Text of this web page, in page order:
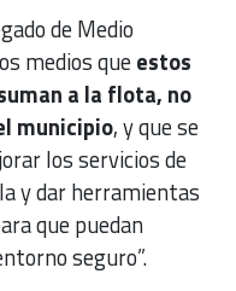
de Medio
medios queestos
a la flota, no
municipio, y que se
los servicios de
y dar herramientas
que puedan
seguro”.